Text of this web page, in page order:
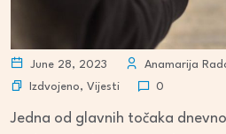
June 28, 2023
Anamarija
Izdvojeno, Vijesti 0
Jedna od glavnih točaka